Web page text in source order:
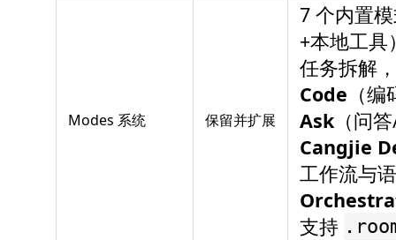
Modes 系统 保留并扩展
7 个内置
+本地工具
任务拆解
Code （
Ask （问
Cangjie
工作流与
支持